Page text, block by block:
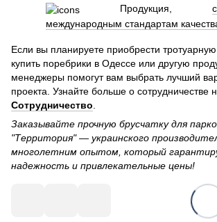
Продукция,
международным стандартам
Если вы планируете приобрести тротуарную
купить поребрики в Одессе или другую
менеджеры помогут вам выбрать лучший
проекта. Узнайте больше о сотрудничестве
Сотрудничество
Заказывайте прочную брусчатку для
"Территория" — украинского
многолетним опытом, который
надежность и привлекательные цены!